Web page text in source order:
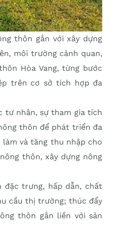
thôn gắn với xây dựng
môi trường cảnh quan,
Hòa Vang, từng bước
trên cơ sở tích hợp đa
tư nhân, sự tham gia tích
thôn để phát triển đa
làm và tăng thu nhập cho
thôn, xây dựng nông
đặc trưng, hấp dẫn, chất
cầu thị trường; thúc đẩy
thôn gắn liền với sản